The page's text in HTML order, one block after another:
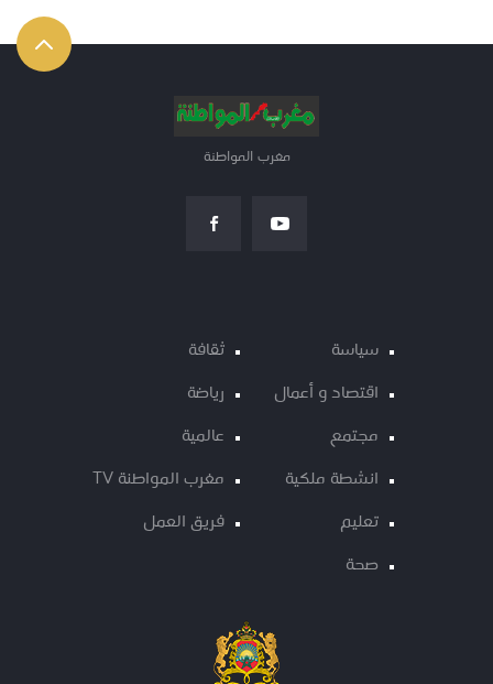
مغرب المواطنة
سياسة
اقتصاد و أعمال
مجتمع
انشطة ملكية
تعليم
صحة
ثقافة
رياضة
عالمية
مغرب المواطنة TV
فريق العمل